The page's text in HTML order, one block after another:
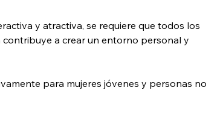
y atractiva, se requiere que todos los
a crear un entorno personal y
para mujeres jóvenes y personas no